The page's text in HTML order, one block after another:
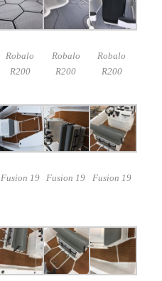
Robalo
R200
Robalo
R200
Robalo
R200
Fusion 19 Fusion 19 Fusion 19